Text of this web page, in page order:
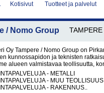
Kotisivut Tuotteet ja palvelut
/ Nomo Group TAMPERE
Oy Tampere / Nomo Group on
kunnossapidon ja teknisten
alueen valmistavaa teollisuutta,
- METALLI
- MUU TEOLLISUUS
- RAKENNUS..